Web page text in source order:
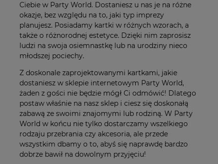
Ciebie w Party World. Dostaniesz u nas je na różne
okazje, bez względu na to, jaki typ imprezy
planujesz. Posiadamy kartki w różnych wzorach, a
także o różnorodnej estetyce. Dzięki nim zaprosisz
ludzi na swoja osiemnastkę lub na urodziny nieco
młodszej pociechy.
Z doskonale zaprojektowanymi kartkami, jakie
dostaniesz w sklepie internetowym Party World,
żaden z gości nie będzie mógł Ci odmówić! Dlatego
postaw właśnie na nasz sklep i ciesz się doskonałą
zabawą ze swoimi znajomymi lub rodziną. W Party
World w końcu nie tylko dostarczamy wszelkiego
rodzaju przebrania czy akcesoria, ale przede
wszystkim dbamy o to, abyś się naprawdę bardzo
dobrze bawił na dowolnym przyjęciu!